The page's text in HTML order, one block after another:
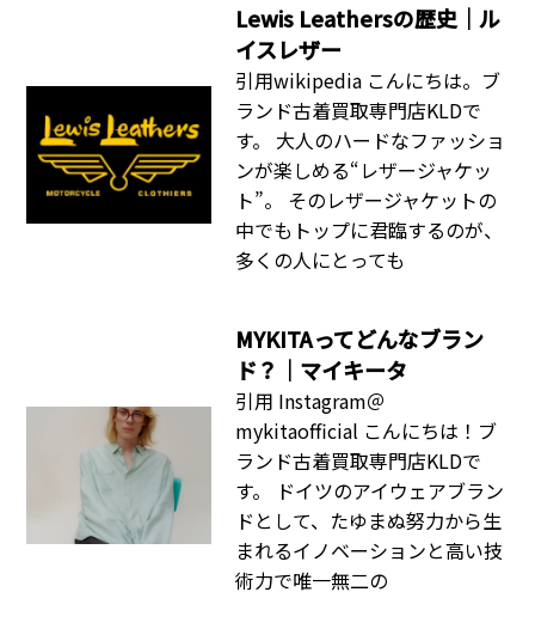
Lewis Leathersの歴史｜ル
イスレザー
引用wikipedia こんにちは。ブ
ランド古着買取専門店KLDで
す。 大人のハードなファッショ
ンが楽しめる“レザージャケッ
ト”。 そのレザージャケットの
中でもトップに君臨するのが、
多くの人にとっても
MYKITAってどんなブラン
ド？｜マイキータ
引用 Instagram＠
mykitaofficial こんにちは！ブ
ランド古着買取専門店KLDで
す。 ドイツのアイウェアブラン
ドとして、たゆまぬ努力から生
まれるイノベーションと高い技
術力で唯一無二の